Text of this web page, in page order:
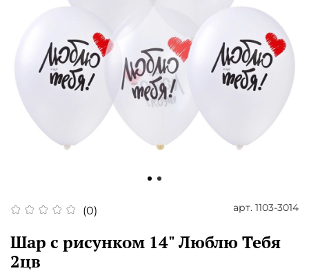
(0) арт. 1103-3014
Шар с рисунком 14" Люблю Тебя
2цв